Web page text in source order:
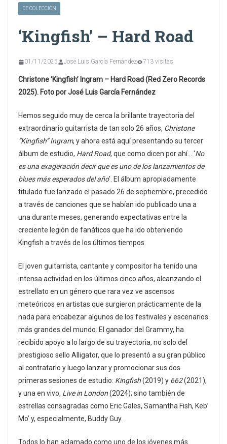
DE COLECCIÓN
‘Kingfish’ – Hard Road
01/11/2025 José Luis García Fernández 713 visitas
Christone ‘Kingfish’ Ingram – Hard Road (Red Zero Records
2025). Foto por José Luis García Fernández
Hemos seguido muy de cerca la brillante trayectoria del
extraordinario guitarrista de tan solo 26 años, Christone
“Kingfish” Ingram, y ahora está aquí presentando su tercer
álbum de estudio, Hard Road, que como dicen por ahí… ‘No
es una exageración decir que es uno de los lanzamientos de
blues más esperados del año’. El álbum apropiadamente
titulado fue lanzado el pasado 26 de septiembre, precedido
a través de canciones que se habían ido publicado una a
una durante meses, generando expectativas entre la
creciente legión de fanáticos que ha ido obteniendo
Kingfish a través de los últimos tiempos.
El joven guitarrista, cantante y compositor ha tenido una
intensa actividad en los últimos cinco años, alcanzando el
estrellato en un género que rara vez ve ascensos
meteóricos en artistas que surgieron prácticamente de la
nada para encabezar algunos de los festivales y escenarios
más grandes del mundo. El ganador del Grammy, ha
recibido apoyo a lo largo de su trayectoria, no solo del
prestigioso sello Alligator, que lo presentó a su gran público
al contratarlo y luego lanzar y promocionar sus dos
primeras sesiones de estudio: Kingfish(2019) y 662(2021),
y una en vivo, Live in London(2024); sino también de
estrellas consagradas como Eric Gales, Samantha Fish, Keb’
Mo’ y, especialmente, Buddy Guy.
Todos lo han aclamado como uno de los jóvenes más